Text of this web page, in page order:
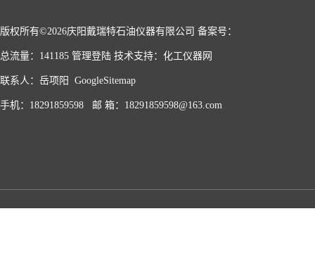
版权所有©2026庆阳戴瑞特石油仪器有限公司 备案号：
总流量：141185 管理登陆 技术支持： 化工仪器网
联系人：岳项阳 GoogleSitemap
手机：18291859598 邮 箱：18291859598@163.com